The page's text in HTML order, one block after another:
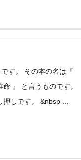
す。 その本の名は『
』 と言うものです。
しです。 &nbsp ...